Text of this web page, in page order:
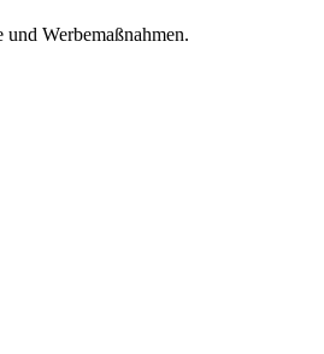
Werbemaßnahmen.